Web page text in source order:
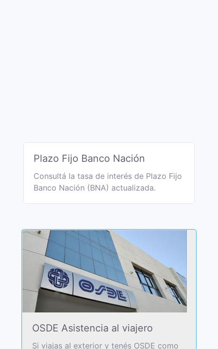
Plazo Fijo Banco Nación
Consultá la tasa de interés de Plazo Fijo
Banco Nación (BNA) actualizada.
OSDE Asistencia al viajero
Si viajas al exterior y tenés OSDE como